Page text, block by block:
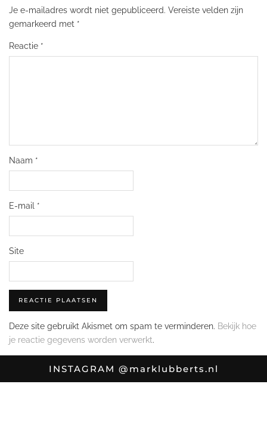
Je e-mailadres wordt niet gepubliceerd. Vereiste velden zijn
gemarkeerd met *
Reactie *
Naam *
E-mail *
Site
Deze site gebruikt Akismet om spam te verminderen. Bekijk hoe
je reactie gegevens worden verwerkt.
INSTAGRAM @marklubberts.nl